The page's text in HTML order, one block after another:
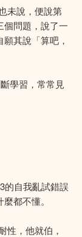
未說，便說第
個問題，說了一
其說「算吧，
學習，常常見
的自我亂試錯誤
都不懂。
性，他就伯，